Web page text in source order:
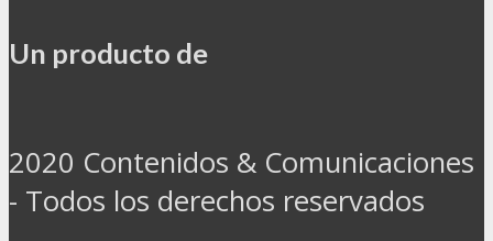
Un producto de
2020 Contenidos & Comunicaciones
- Todos los derechos reservados